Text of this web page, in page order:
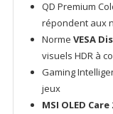
QD Premium
répondent aux
Norme VESA
visuels HDR à
Gaming
jeux
MSI OLED Care